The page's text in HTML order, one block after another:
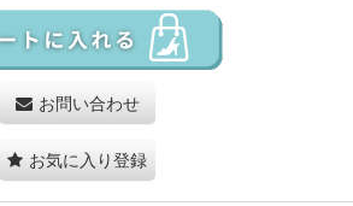
お問い合わせ
お気に入り登録